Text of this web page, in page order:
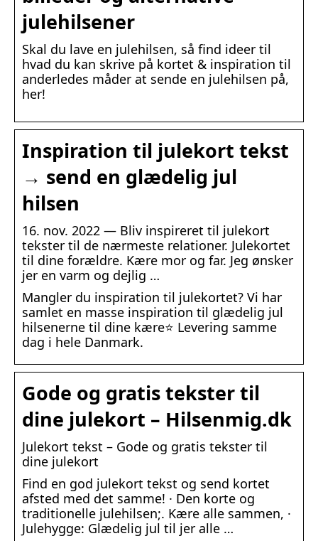
julehilsener
Skal du lave en julehilsen, så find ideer til
hvad du kan skrive på kortet & inspiration til
anderledes måder at sende en julehilsen på,
her!
Inspiration til julekort tekst
→ send en glædelig jul
hilsen
16. nov. 2022 — Bliv inspireret til julekort
tekster til de nærmeste relationer. Julekortet
til dine forældre. Kære mor og far. Jeg ønsker
jer en varm og dejlig …
Mangler du inspiration til julekortet? Vi har
samlet en masse inspiration til glædelig jul
hilsenerne til dine kære⭐ Levering samme
dag i hele Danmark.
Gode og gratis tekster til
dine julekort – Hilsenmig.dk
Julekort tekst – Gode og gratis tekster til
dine julekort
Find en god julekort tekst og send kortet
afsted med det samme! · Den korte og
traditionelle julehilsen;. Kære alle sammen, ·
Julehygge: Glædelig jul til jer alle …